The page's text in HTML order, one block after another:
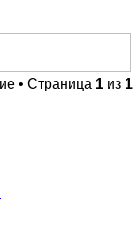
• Страница 1 из 1